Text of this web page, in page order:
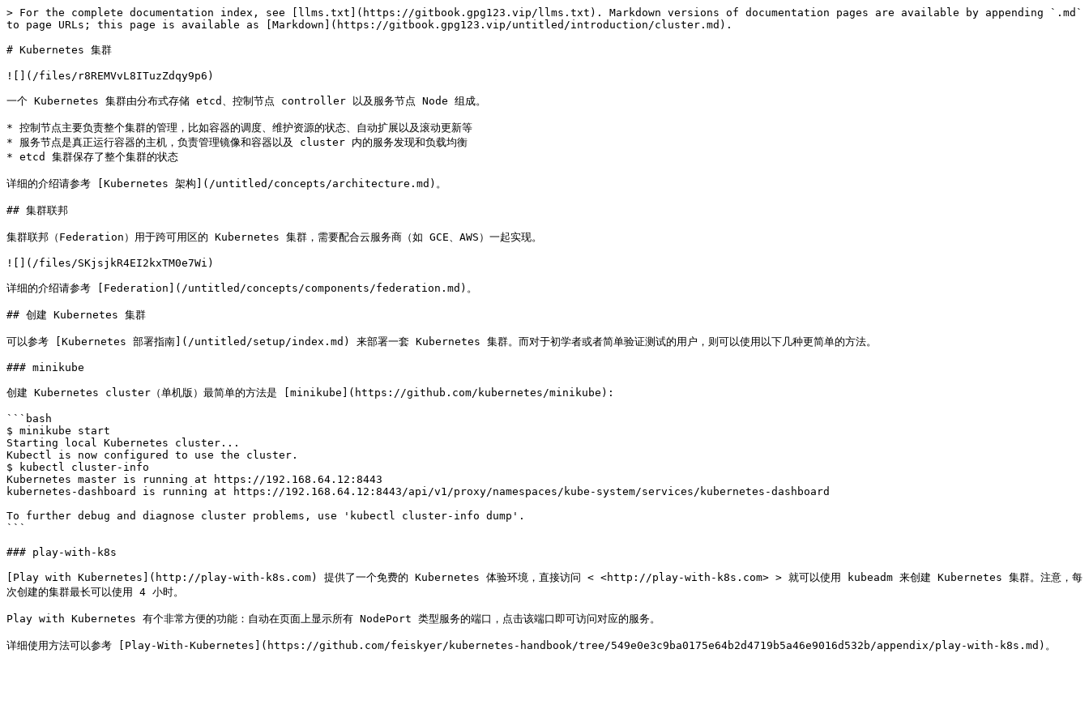
> For the complete documentation index, see [llms.txt](https://gitbook.gpg123.vip/llms.txt). Markdown versions of documentation pages are available by appending `.md`
to page URLs; this page is available as [Markdown](https://gitbook.gpg123.vip/untitled/introduction/cluster.md).
# Kubernetes 集群
![](/files/r8REMVvL8ITuzZdqy9p6)
一个 Kubernetes 集群由分布式存储 etcd、控制节点 controller 以及服务节点 Node 组成。
* 控制节点主要负责整个集群的管理，比如容器的调度、维护资源的状态、自动扩展以及滚动更新等
* 服务节点是真正运行容器的主机，负责管理镜像和容器以及 cluster 内的服务发现和负载均衡
* etcd 集群保存了整个集群的状态
详细的介绍请参考 [Kubernetes 架构](/untitled/concepts/architecture.md)。
## 集群联邦
集群联邦（Federation）用于跨可用区的 Kubernetes 集群，需要配合云服务商（如 GCE、AWS）一起实现。
![](/files/SKjsjkR4EI2kxTM0e7Wi)
详细的介绍请参考 [Federation](/untitled/concepts/components/federation.md)。
## 创建 Kubernetes 集群
可以参考 [Kubernetes 部署指南](/untitled/setup/index.md) 来部署一套 Kubernetes 集群。而对于初学者或者简单验证测试的用户，则可以使用以下几种更简单的方法。
### minikube
创建 Kubernetes cluster（单机版）最简单的方法是 [minikube](https://github.com/kubernetes/minikube):
```bash
$ minikube start
Starting local Kubernetes cluster...
Kubectl is now configured to use the cluster.
$ kubectl cluster-info
Kubernetes master is running at https://192.168.64.12:8443
kubernetes-dashboard is running at https://192.168.64.12:8443/api/v1/proxy/namespaces/kube-system/services/kubernetes-dashboard
To further debug and diagnose cluster problems, use 'kubectl cluster-info dump'.
```
### play-with-k8s
[Play with Kubernetes](http://play-with-k8s.com) 提供了一个免费的 Kubernetes 体验环境，直接访问 < <http://play-with-k8s.com> > 就可以使用 kubeadm 来创建 Kubernetes 集群。注意，每
次创建的集群最长可以使用 4 小时。
Play with Kubernetes 有个非常方便的功能：自动在页面上显示所有 NodePort 类型服务的端口，点击该端口即可访问对应的服务。